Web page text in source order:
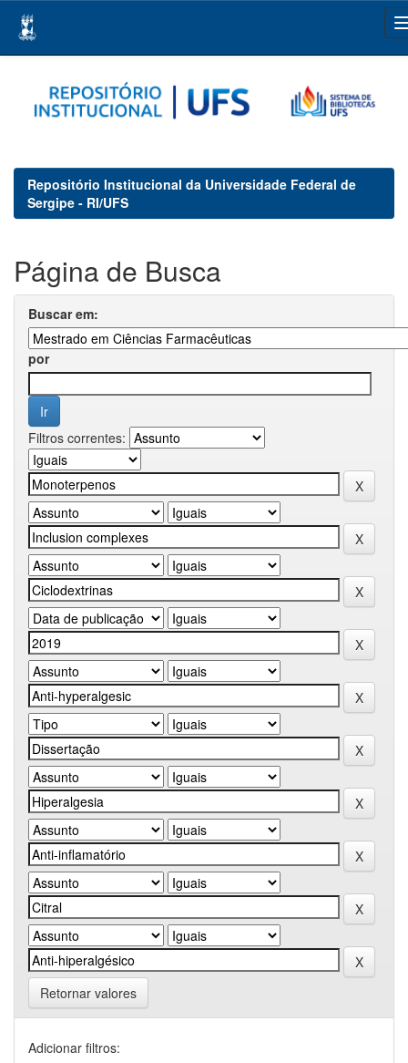
navigation
Repositório Institucional da Universidade Federal de
Sergipe - RI/UFS
Página de Busca
Buscar em:
por
Filtros correntes:
Retornar valores
Adicionar filtros: